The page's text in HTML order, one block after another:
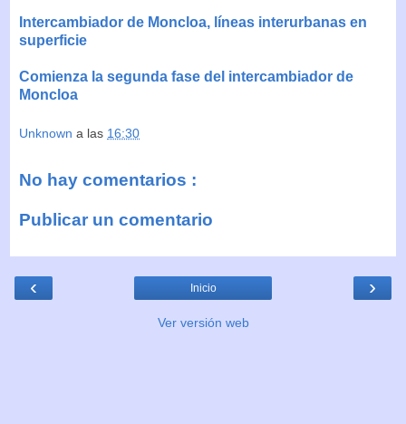
Intercambiador de Moncloa, líneas interurbanas en
superficie
Comienza la segunda fase del intercambiador de
Moncloa
Unknown a las 16:30
No hay comentarios :
Publicar un comentario
‹ ›
Inicio
Ver versión web